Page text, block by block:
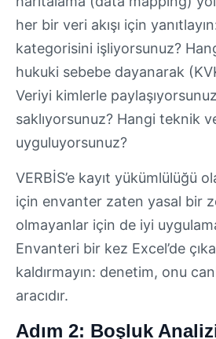
her bir veri akışı için
kategorisini işliyorsunuz?
hukuki sebebe dayanarak
Veriyi kimlerle
saklıyorsunuz? Hangi teknik
uyguluyorsunuz?
VERBİS’e kayıt yükümlülüğü
için envanter zaten yasal bir
olmayanlar için de iyi
Envanteri bir kez Excel’de
kaldırmayın: denetim, onu
aracıdır.
Adım 2: Boşluk